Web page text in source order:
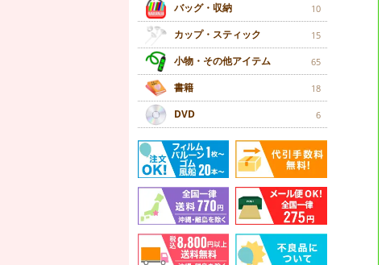
バッグ・収納 10
カップ・スティック 15
小物・その他アイテム 65
書籍 18
DVD 6